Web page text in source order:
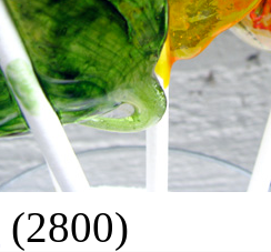
(2800)